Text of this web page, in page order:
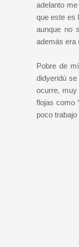
adelanto
que este es
aunque no
además era
Pobre de
didyeridú
ocurre, muy
flojas como
poco